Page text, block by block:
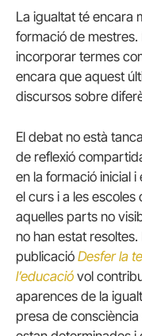
La igualtat té encara
formació de
incorporar termes
encara que aquest
discursos sobre
El debat no està
de reflexió
en la formació inicial
el curs i a les escoles
aquelles parts no
no han estat
publicació Desfer la
l’educació vol
aparences de la
presa de